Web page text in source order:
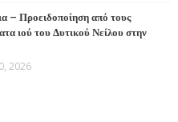
– Προειδοποίηση από τους
ιού του Δυτικού Νείλου στην
2026